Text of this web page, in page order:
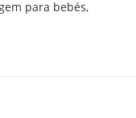
para bebés,